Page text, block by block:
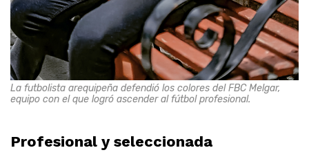
La futbolista arequipeña defendió los colores del FBC Melgar,
equipo con el que logró ascender al fútbol profesional.
Profesional y seleccionada